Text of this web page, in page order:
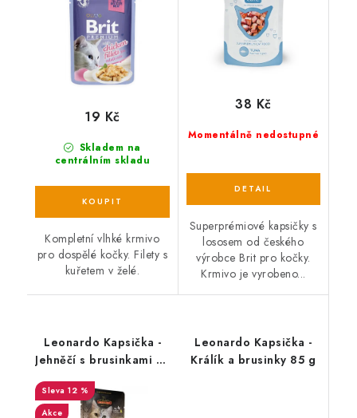
Skladem na
centrálním skladu
19 Kč
Kompletní vlhké krmivo
pro dospělé kočky. Filety s
kuřetem v želé.
Momentálně nedostupné
38 Kč
Superprémiové kapsičky s
lososem od českého
výrobce Brit pro kočky.
Krmivo je vyrobeno...
Leonardo Kapsička -
Jehněčí s brusinkami 85
12 %
Akce
Leonardo Kapsička -
Králík a brusinky 85 g